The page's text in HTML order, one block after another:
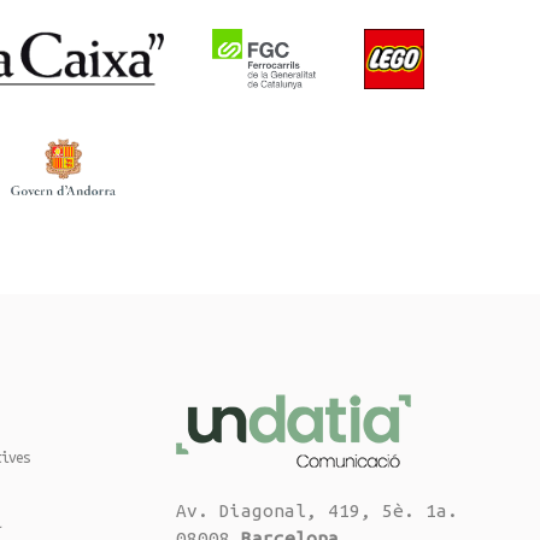
Av. Diagonal, 419, 5è. 1a.